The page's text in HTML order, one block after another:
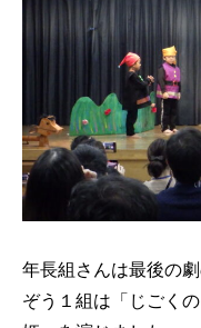
年長組さんは最後の劇
ぞう１組は「じごく